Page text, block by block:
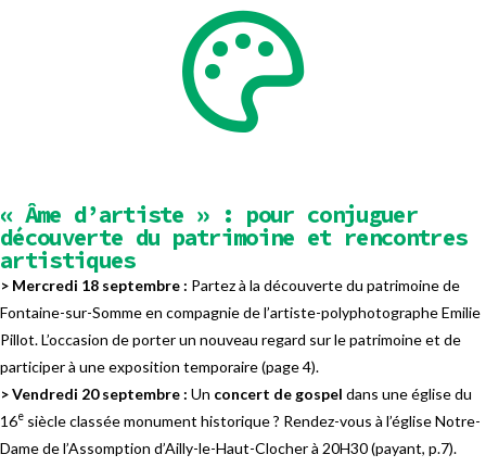
« Âme d’artiste » : pour conjuguer
découverte du patrimoine et rencontres
artistiques
> Mercredi 18 septembre : Partez à la découverte du patrimoine de
Fontaine-sur-Somme en compagnie de l’artiste-polyphotographe Emilie
Pillot. L’occasion de porter un nouveau regard sur le patrimoine et de
participer à une exposition temporaire (page 4).
> Vendredi 20 septembre : Un concert de gospel dans une église du
16e siècle classée monument historique ? Rendez-vous à l’église Notre-
Dame de l’Assomption d’Ailly-le-Haut-Clocher à 20H30 (payant, p.7).